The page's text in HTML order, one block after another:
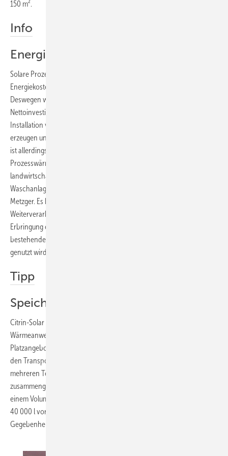
150 m².
Info
Energiekosten senken
Solare Prozesswärme kann einen deutlichen Beitrag zur Senkung der
Energiekosten in Industrie- und Handwerksbetrieben leisten.
Deswegen werden solche Systeme auch mit bis zu 50 % der
Nettoinvestitionskosten staatlich gefördert. Die Planung und
Installation von Systemen, die mit Solarthermie Prozesswärme
erzeugen und diese effizient in den Produktionsprozess einbringen,
ist allerdings nicht ganz einfach. Die Einsatzmöglichkeiten des
Prozesswärme-Systems von Citrin-Solar reichen von der
landwirtschaftlichen Stallheizung über die Wassererwärmung für
Waschanlagen bis hin zu solarer Wärme für die Wurstproduktion beim
Metzger. Es kommt überall da zum Einsatz, wo Wärme zur
Weiterverarbeitung oder Veredelung von Produkten oder zur
Erbringung einer Dienstleistung benötigt wird. Es kann einfach in
bestehende Anlagen integriert werden. Da solare Wärme ganzjährig
genutzt wird, lassen sich Energiekosten spürbar senken.
Tipp
Speicher vor Ort zusammenbauen
Citrin-Solar (Moosburg) fertigt Speicher für Kälte- oder
Wärmeanwendungen nach Maß, um auch bei eingeschränktem
Platzangebot größere Speichersysteme realisieren zu können. Um
den Transport größerer Speicher zu erleichtern, werden sie zudem in
mehreren Teilen angeliefert und erst vor Ort vom Hersteller
zusammengeschweißt und gedämmt. Die geteilten Speicher gibt es ab
einem Volumen von 200 l. Theoretisch können Varianten mit bis zu
40 000 l vor Ort gebaut werden. Dies hängt aber von den räumlichen
Gegebenheiten ab.